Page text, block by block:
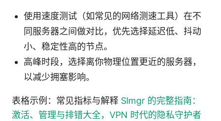
使用速度测试（如常见的网络测速工具）在不
同服务器之间做对比，优先选择延迟低、抖动
小、稳定性高的节点。
高峰时段，选择离你物理位置更近的服务器，
以减少拥塞影响。
表格示例：常见指标与解释 Slmgr 的完整指南：
激活、管理与排错大全，VPN 时代的隐私守护者